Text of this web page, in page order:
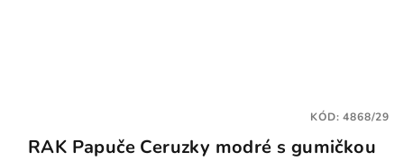
RAK Papuče Ceruzky modré s gumičkou
KÓD:4868/29